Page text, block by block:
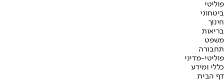
פוליטי
ביטחוני
חינוך
בריאות
משפט
תחבורה
פוליטי-מדיני
כללי ומידע
דף הבית